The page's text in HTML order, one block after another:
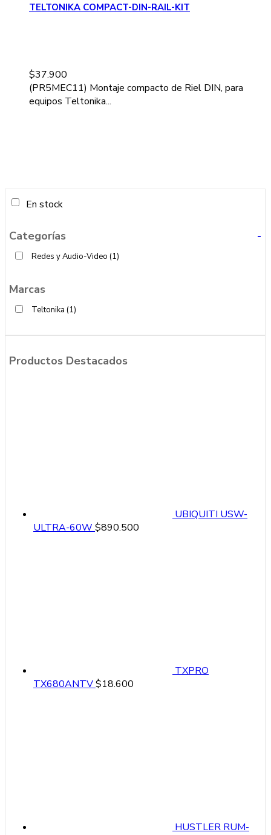
TELTONIKA COMPACT-DIN-RAIL-KIT
$37.900
(PR5MEC11) Montaje compacto de Riel DIN, para
equipos Teltonika...
En stock
Categorías -
Redes y Audio-Video (1)
Marcas
Teltonika (1)
Productos Destacados
UBIQUITI USW-
ULTRA-60W $890.500
TXPRO
TX680ANTV$18.600
HUSTLER RUM-